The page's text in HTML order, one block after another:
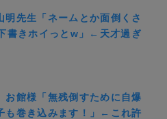
明先生「ネームとか面倒くさ
書きホイっとw」←天才過ぎ
お館様「無残倒すために自爆
も巻き込みます！」←これ許